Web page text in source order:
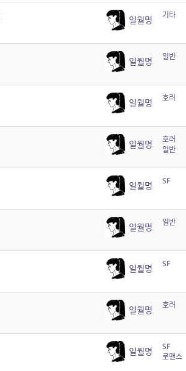
일월명 기타
일월명 일반
일월명 호러
일월명
호러
일반
일월명 SF
일월명 일반
일월명 SF
일월명 호러
일월명
SF
로맨스